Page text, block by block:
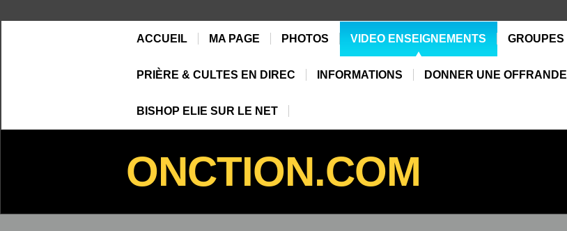
ACCUEIL MA PAGE PHOTOS VIDEO ENSEIGNEMENTS GROUPES
PRIÈRE & CULTES EN DIREC INFORMATIONS DONNER UNE OFFRANDE
BISHOP ELIE SUR LE NET
ONCTION.COM